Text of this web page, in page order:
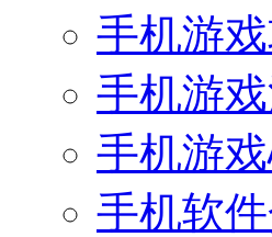
手机游
手机游
手机游
手机软